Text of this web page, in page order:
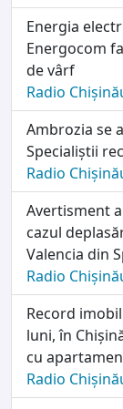
Energia
Energocom
de vârf
Radio
Ambrozia se
Specialiștii
Radio
Avertisment
cazul
Valencia din
Radio
Record
luni, în
cu
Radio